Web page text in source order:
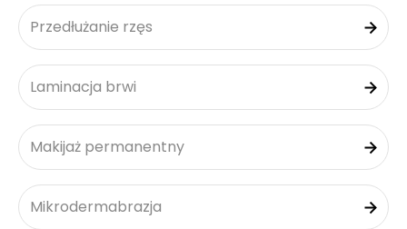
Przedłużanie rzęs
Laminacja brwi
Makijaż permanentny
Mikrodermabrazja